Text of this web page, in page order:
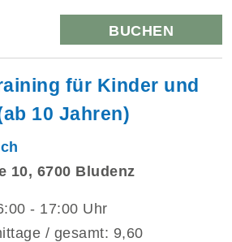
BUCHEN
für Kinder und
10 Jahren)
10, 6700 Bludenz
- 17:00 Uhr
/ gesamt: 9,60